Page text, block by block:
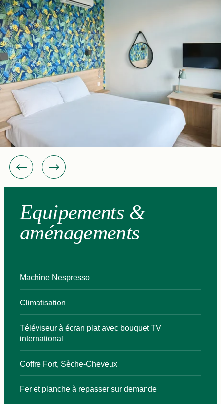
Equipements &
aménagements
Machine Nespresso
Climatisation
Téléviseur à écran plat avec bouquet TV
international
Coffre Fort, Sèche-Cheveux
Fer et planche à repasser sur demande